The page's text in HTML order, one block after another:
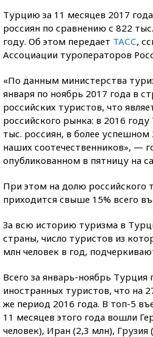
Турцию за 11 месяцев 2017
россиян по сравнению с 822
году. Об этом передает ТАСС,
Ассоциации туроператоров
«По данным министерства
января по ноябрь 2017 года в
российских туристов, что
российского рынка: в 2016
тыс. россиян, в более
наших соотечественников», —
опубликованном в пятницу на
При этом на долю российского
приходится свыше 15% всего
За всю историю туризма в
страны, число туристов из
млн человек в год,
Всего за январь-ноябрь Турция
иностранных туристов, что на
же период 2016 года. В топ-5
11 месяцев этого года вошли
человек), Иран (2,3 млн), Грузия